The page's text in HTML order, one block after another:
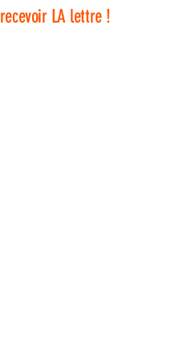
LA lettre !